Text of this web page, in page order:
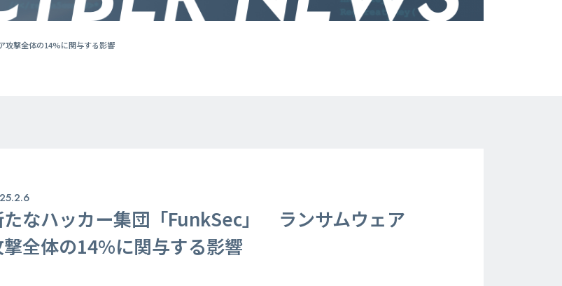
撃全体の14%に関与する影響
なハッカー集団「FunkSec」 ランサムウェア
全体の14%に関与する影響